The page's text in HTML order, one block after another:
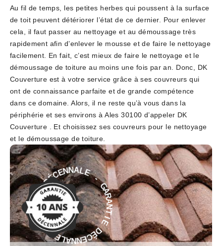
Au fil de temps, les petites herbes qui poussent à la surface
de toit peuvent détériorer l’état de ce dernier. Pour enlever
cela, il faut passer au nettoyage et au démoussage très
rapidement afin d’enlever le mousse et de faire le nettoyage
facilement. En fait, c’est mieux de faire le nettoyage et le
démoussage de toiture au moins une fois par an. Donc, DK
Couverture est à votre service grâce à ses couvreurs qui
ont de connaissance parfaite et de grande compétence
dans ce domaine. Alors, il ne reste qu’à vous dans la
périphérie et ses environs à Ales 30100 d’appeler DK
Couverture . Et choisissez ses couvreurs pour le nettoyage
et le démoussage de toiture.
G
A
R
A
N
T
I
E
D
É
C
E
N
NALE - GAR
A
N
T
I
E
D
É
C
E
N
N
A
L
E
-